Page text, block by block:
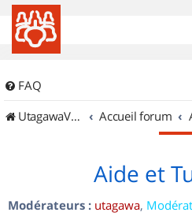
FAQ
UtagawaVTT (Randos VTT et VTTAE avec traces GPS)
Accueil forum
Aide et
Modérateurs : utagawa,